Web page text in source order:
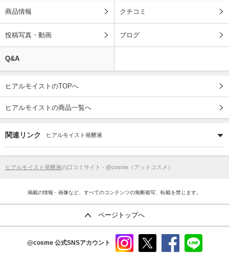
商品情報 クチコミ
投稿写真・動画 ブログ
Q&A
ヒアルモイストのTOPへ
ヒアルモイストの商品一覧へ
関連リンク ヒアルモイスト発酵液
ヒアルモイスト発酵液の口コミサイト - @cosme（アットコスメ）
掲載の情報・画像など、すべてのコンテンツの無断複写、転載を禁じます。
ページトップへ
@cosme 公式SNSアカウント